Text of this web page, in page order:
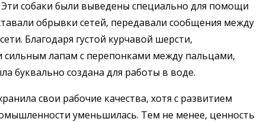
собаки были выведены специально для помощи
обрывки сетей, передавали сообщения между
Благодаря густой курчавой шерсти,
лапам с перепонками между пальцами,
буквально создана для работы в воде.
свои рабочие качества, хотя с развитием
уменьшилась. Тем не менее, ценность